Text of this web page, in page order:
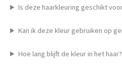
Is deze haarkleuring geschikt
Kan ik deze kleur gebruiken op
Hoe lang blijft de kleur in het haar?